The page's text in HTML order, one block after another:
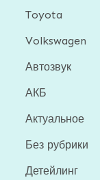
Toyota
Volkswagen
Автозвук
АКБ
Актуальное
Без рубрики
Детейлинг